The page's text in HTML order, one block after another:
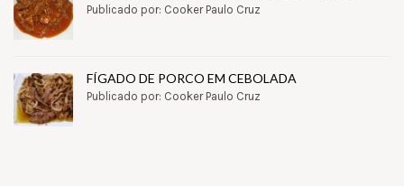
Publicado por: Cooker Paulo Cruz
FÍGADO DE PORCO EM CEBOLADA
Publicado por: Cooker Paulo Cruz